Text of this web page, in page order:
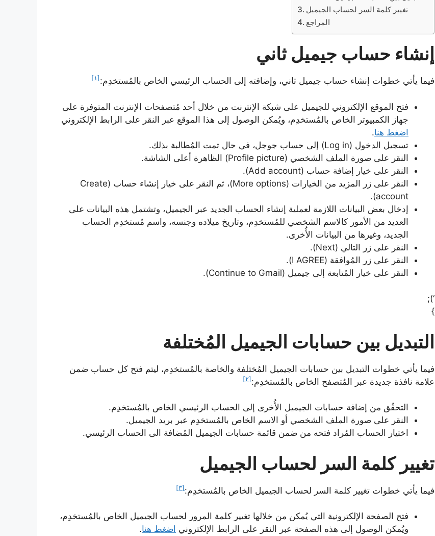
تغيير كلمة السر لحساب الجيميل
المراجع
إنشاء حساب جيميل ثاني
فيما يأتي خطوات إنشاء حساب جيميل ثاني، وإضافته إلى الحساب الرئيسي الخاص بالمُستخدِم: [١]
فتح الموقع الإلكتروني للجيميل على شبكة الإنترنت من خلال أحد مُتصفحات الإنترنت المتوفرة على
جهاز الكمبيوتر الخاص بالمُستخدِم، ويُمكن الوصول إلى هذا الموقع عبر النقر على الرابط الإلكتروني
اضغط هنا.
تسجيل الدخول (Log in) إلى حساب جوجل، في حال تمت المُطالبة بذلك.
النقر على صورة الملف الشخصي (Profile picture) الظاهرة أعلى الشاشة.
النقر على خيار إضافة حساب (Add account).
النقر على زر المزيد من الخيارات (More options)، ثم النقر على خيار إنشاء حساب (Create
account).
إدخال بعض البيانات اللازمة لعملية إنشاء الحساب الجديد عبر الجيميل، وتشتمل هذه البيانات على
العديد من الأمور كالاسم الشخصي للمُستخدِم، وتاريخ ميلاده وجنسه، واسم مُستخدِم الحساب
الجديد، وغيرها من البيانات الأُخرى.
النقر على زر التالي (Next).
النقر على زر المُوافقة (I AGREE).
النقر على خيار المُتابعة إلى جيميل (Continue to Gmail).
‘);
}
التبديل بين حسابات الجيميل المُختلفة
فيما يأتي خطوات التبديل بين حسابات الجيميل المُختلفة والخاصة بالمُستخدِم، ليتم فتح كل حساب ضمن
علامة نافذة جديدة عبر المُتصفح الخاص بالمُستخدِم: [٢]
التحقُق من إضافة حسابات الجيميل الأُخرى إلى الحساب الرئيسي الخاص بالمُستخدِم.
النقر على صورة الملف الشخصي أو الاسم الخاص بالمُستخدِم عبر بريد الجيميل.
اختيار الحساب المُراد فتحه من ضمن قائمة حسابات الجيميل المُضافة الى الحساب الرئيسي.
تغيير كلمة السر لحساب الجيميل
فيما يأتي خطوات تغيير كلمة السر لحساب الجيميل الخاص بالمُستخدِم: [٣]
فتح الصفحة الإلكترونية التي يُمكن من خلالها تغيير كلمة المرور لحساب الجيميل الخاص بالمُستخدِم،
ويُمكن الوصول إلى هذه الصفحة عبر النقر على الرابط الإلكتروني اضغط هنا.